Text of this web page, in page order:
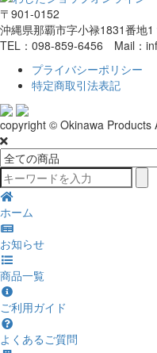
〒901-0152
沖縄県那覇市字小禄1831番地
TEL：098-859-6456 Mail：
プライバシーポリシー
特定商取引法表記
copyright © Okinawa Products
ホーム
お知らせ
商品一覧
ご利用ガイド
よくあるご質問